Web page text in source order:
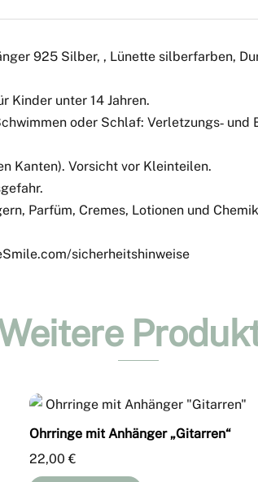
925 Silber, , Lünette silberfarben,
Kinder unter 14 Jahren.
oder Schlaf: Verletzungs‑ und
Kanten). Vorsicht vor Kleinteilen.
Parfüm, Cremes, Lotionen und
sicherheitshinweise
Ohrringe mit Anhänger „Gitarren“
22,00€